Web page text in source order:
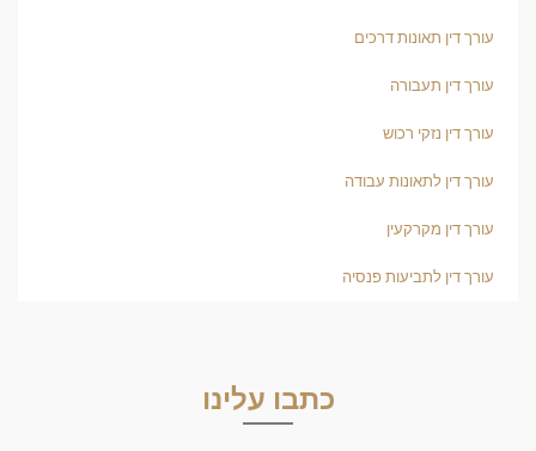
עורך דין תאונות דרכים
עורך דין תעבורה
עורך דין נזקי רכוש
עורך דין לתאונות עבודה
עורך דין מקרקעין
עורך דין לתביעות פנסיה
כתבו עלינו